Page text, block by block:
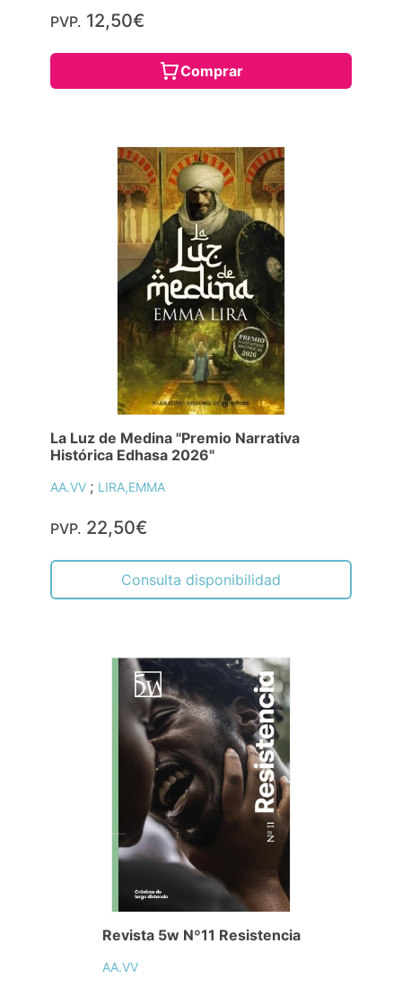
PVP. 12,50€
Comprar
La Luz de Medina "Premio Narrativa
Histórica Edhasa 2026"
AA.VV ; LIRA,EMMA
PVP. 22,50€
Consulta disponibilidad
Revista 5w Nº11 Resistencia
AA.VV